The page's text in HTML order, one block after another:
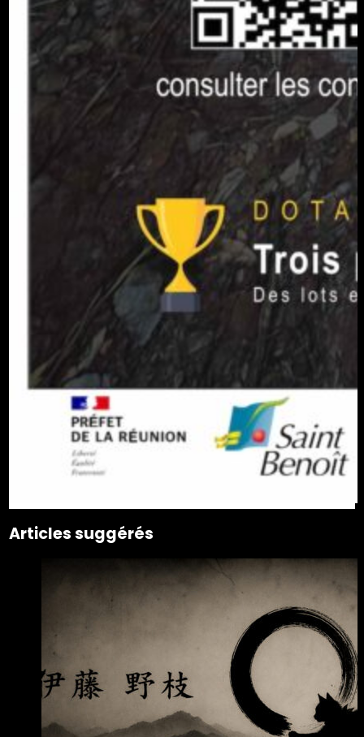
Articles suggérés